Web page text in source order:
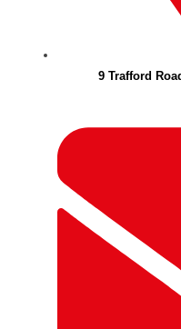
9 Trafford